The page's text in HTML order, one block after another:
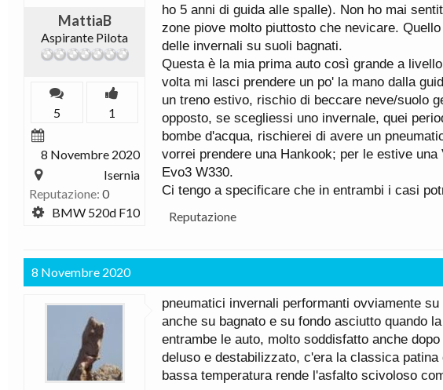
MattiaB
Aspirante Pilota
5 1
8 Novembre 2020
Isernia
Reputazione: 0
BMW 520d F10
ho 5 anni di guida alle spalle). Non ho mai
zone piove molto piuttosto che nevicare.
delle invernali su suoli bagnati.
Questa è la mia prima auto così grande a
volta mi lasci prendere un po' la mano dalla
un treno estivo, rischio di beccare neve/suolo
opposto, se scegliessi uno invernale, quei
bombe d'acqua, rischierei di avere un
vorrei prendere una Hankook; per le estive
Evo3 W330.
Ci tengo a specificare che in entrambi i casi
Reputazione
8 Novembre 2020
pneumatici invernali performanti ovviamente
anche su bagnato e su fondo asciutto quando
entrambe le auto, molto soddisfatto anche
deluso e destabilizzato, c'era la classica
bassa temperatura rende l'asfalto scivoloso